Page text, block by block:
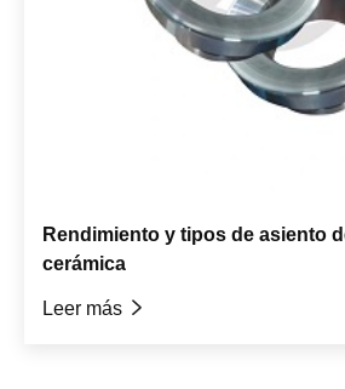
Rendimiento y tipos de asiento
cerámica
Leer más 